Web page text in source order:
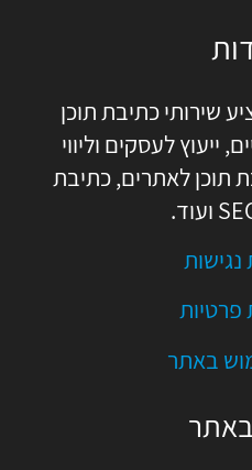
שירותי כתיבת תוכן
ייעוץ לעסקים וליווי
תוכן לאתרים, כתיבת
פרטיות
באתר
באתר